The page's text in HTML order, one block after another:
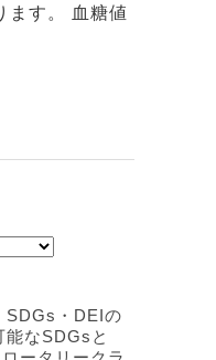
ます。 血糖値
SDGs・DEIの
能なSDGsと